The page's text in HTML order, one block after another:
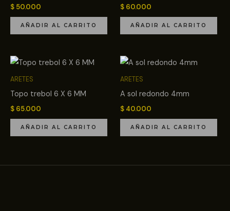
$ 50.000
AÑADIR AL CARRITO
$ 60.000
AÑADIR AL CARRITO
ARETES
Topo trebol 6 X 6 MM
$ 65.000
AÑADIR AL CARRITO
ARETES
A sol redondo 4mm
$ 40.000
AÑADIR AL CARRITO